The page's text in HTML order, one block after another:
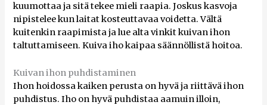
kuumottaa ja sitä tekee mieli raapia. Joskus kasvoja
nipistelee kun laitat kosteuttavaa voidetta. Vältä
kuitenkin raapimista ja lue alta vinkit kuivan ihon
taltuttamiseen. Kuiva iho kaipaa säännöllistä hoitoa.
Kuivan ihon puhdistaminen
Ihon hoidossa kaiken perusta on hyvä ja riittävä ihon
puhdistus. Iho on hyvä puhdistaa aamuin illoin,